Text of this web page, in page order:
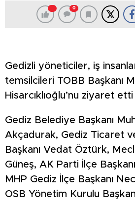
0
Gedizli yöneticiler, iş
temsilcileri TOBB Başkanı
Hisarcıklıoğlu’nu ziyaret etti
Gediz Belediye Başkanı
Akçadurak, Gediz Ticaret
Başkanı Vedat Öztürk,
Güneş, AK Parti İlçe
MHP Gediz İlçe Başkanı
OSB Yönetim Kurulu